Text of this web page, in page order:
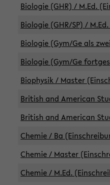
Biologie (GHR) / M.Ed.
Biologie (GHR/SP) /
Biologie (Gym/Ge als
Biologie (Gym/Ge
Biophysik / Master
British and American
British and American
Chemie / Ba
Chemie / Master
Chemie / M.Ed.